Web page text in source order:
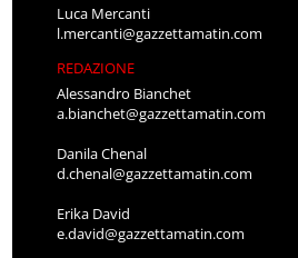
Luca Mercanti
l.mercanti@gazzettamatin.com
REDAZIONE
Alessandro Bianchet
a.bianchet@gazzettamatin.com
Danila Chenal
d.chenal@gazzettamatin.com
Erika David
e.david@gazzettamatin.com